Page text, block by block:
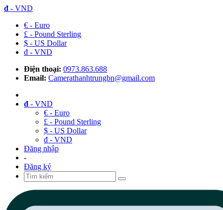
đ - VND
€ - Euro
£ - Pound Sterling
$ - US Dollar
đ - VND
Điện thoại: 0973.863.688
Email: Camerathanhtrungbn@gmail.com
đ - VND
€ - Euro
£ - Pound Sterling
$ - US Dollar
đ - VND
Đăng nhập
-
Đăng ký